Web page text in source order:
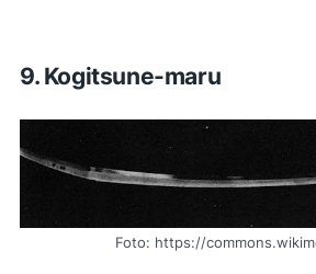
9. Kogitsune-maru
Foto: https://